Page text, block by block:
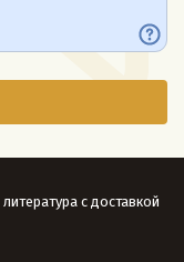
с доставкой